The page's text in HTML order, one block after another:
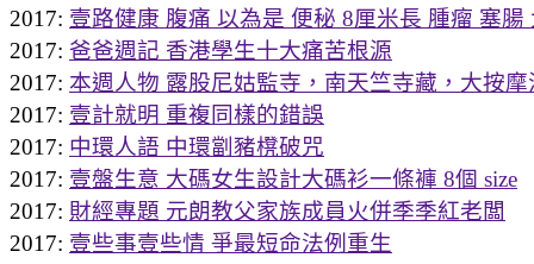
2017: 壹路健康 腹痛 以為是 便秘 8厘米長 腫瘤 塞腸
2017: 爸爸週記 香港學生十大痛苦根源
2017: 本週人物 露股尼姑監寺，南天竺寺藏，大按摩
2017: 壹計就明 重複同樣的錯誤
2017: 中環人語 中環劏豬櫈破咒
2017: 壹盤生意 大碼女生設計大碼衫一條褲 8個 size
2017: 財經專題 元朗教父家族成員火併季季紅老闆
2017: 壹些事壹些情 爭最短命法例重生